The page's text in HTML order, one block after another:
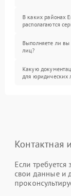
В каких районах
располагаются
Выполняете ли
лиц?
Какую
для юридических
Контактная
Если требуется
свои данные и